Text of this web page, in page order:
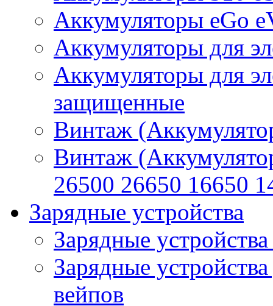
Аккумуляторы eGo
Аккумуляторы для
Аккумуляторы для
защищенные
Винтаж
Винтаж
26500 26650 16650
Зарядные устройства
Зарядные
Зарядные
вейпов